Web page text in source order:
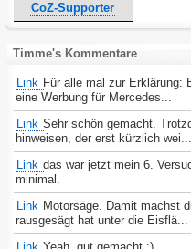
CoZ-Supporter
Timme's Kommentare
Link Für alle mal zur Erklärung:
eine Werbung für Mercedes...
Link Sehr schön gemacht.
hinweisen, der erst kürzlich wei...
Link das war jetzt mein 6.
minimal.
Link Motorsäge. Damit machst
rausgesägt hat unter die Eisflä...